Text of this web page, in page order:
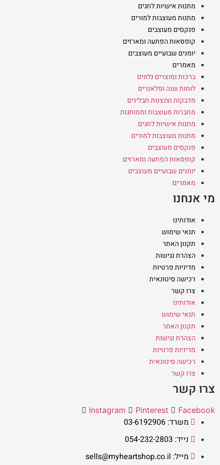
מתנות אישיות לחגים
מתנות מעוצבות למורים
פנקסים מעוצבים
קופסאות הפתעה ומארזים
יומנים שבועיים מעוצבים
מאמרים
ברכות ומוצרים נלווים
לוחות שנה ופלאנרים
מדבקות וצנצנות תבלינים
מחברות מעוצבות וממותגות
מתנות אישיות לחגים
מתנות מעוצבות למורים
פנקסים מעוצבים
קופסאות הפתעה ומארזים
יומנים שבועיים מעוצבים
מאמרים
מי אנחנו
אודותינו
תנאי שימוש
תקנון האתר
הצהרת נגישות
מדיניות פרטיות
רכישה סיטונאית
צרו קשר
אודותינו
תנאי שימוש
תקנון האתר
הצהרת נגישות
מדיניות פרטיות
רכישה סיטונאית
צרו קשר
צרו קשר
Instagram Pinterest Facebook
משרד: 03-6192906
נייד: 054-232-2803
מייל: sells@myheartshop.co.il